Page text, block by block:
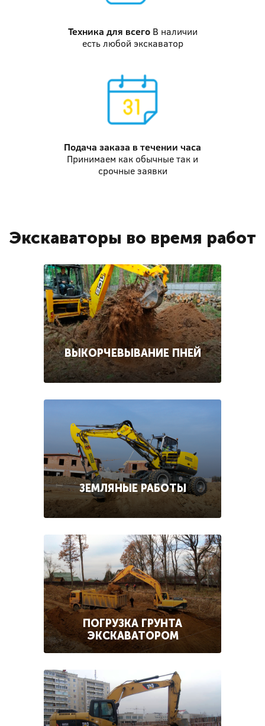
Техника для всего В наличии
есть любой экскаватор
Подача заказа в течении часа
Принимаем как обычные так и
срочные заявки
Экскаваторы во время работ
ВЫКОРЧЕВЫВАНИЕ ПНЕЙ
ЗЕМЛЯНЫЕ РАБОТЫ
ПОГРУЗКА ГРУНТА
ЭКСКАВАТОРОМ